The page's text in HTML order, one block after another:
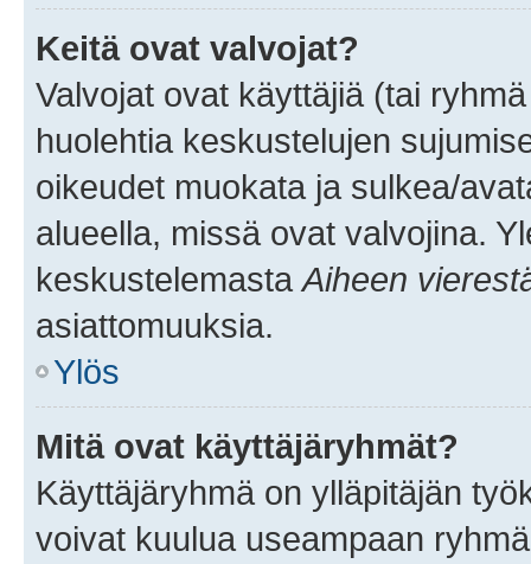
Keitä ovat valvojat?
Valvojat ovat käyttäjiä (tai
huolehtia keskustelujen
oikeudet muokata ja sulkea/
alueella, missä ovat valvojina.
keskustelemasta Aiheen
asiattomuuksia.
Ylös
Mitä ovat käyttäjäryhmät?
Käyttäjäryhmä on ylläpitäjän
voivat kuulua useampaan